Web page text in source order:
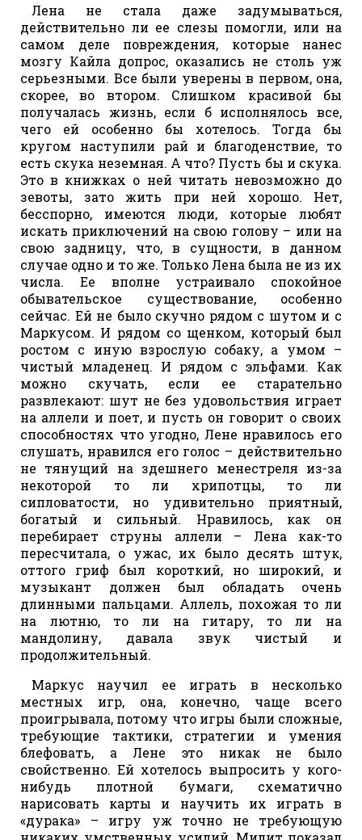
Лена не стала даже задумываться,
действительно ли ее слезы помогли, или на
самом деле повреждения, которые нанес
мозгу Кайла допрос, оказались не столь уж
серьезными. Все были уверены в первом, она,
скорее, во втором. Слишком красивой бы
получалась жизнь, если б исполнялось все,
чего ей особенно бы хотелось. Тогда бы
кругом наступили рай и благоденствие, то
есть скука неземная. А что? Пусть бы и скука.
Это в книжках о ней читать невозможно до
зевоты, зато жить при ней хорошо. Нет,
бесспорно, имеются люди, которые любят
искать приключений на свою голову – или на
свою задницу, что, в сущности, в данном
случае одно и то же. Только Лена была не из их
числа. Ее вполне устраивало спокойное
обывательское существование, особенно
сейчас. Ей не было скучно рядом с шутом и с
Маркусом. И рядом со щенком, который был
ростом с иную взрослую собаку, а умом –
чистый младенец. И рядом с эльфами. Как
можно скучать, если ее старательно
развлекают: шут не без удовольствия играет
на аллели и поет, и пусть он говорит о своих
способностях что угодно, Лене нравилось его
слушать, нравился его голос – действительно
не тянущий на здешнего менестреля из-за
некоторой то ли хрипотцы, то ли
сипловатости, но удивительно приятный,
богатый и сильный. Нравилось, как он
перебирает струны аллели – Лена как-то
пересчитала, о ужас, их было десять штук,
оттого гриф был короткий, но широкий, и
музыкант должен был обладать очень
длинными пальцами. Аллель, похожая то ли
на лютню, то ли на гитару, то ли на
мандолину, давала звук чистый и
продолжительный.
Маркус научил ее играть в несколько
местных игр, она, конечно, чаще всего
проигрывала, потому что игры были сложные,
требующие тактики, стратегии и умения
блефовать, а Лене это никак не было
свойственно. Ей хотелось выпросить у кого-
нибудь плотной бумаги, схематично
нарисовать карты и научить их играть в
«дурака» – игру уж точно не требующую